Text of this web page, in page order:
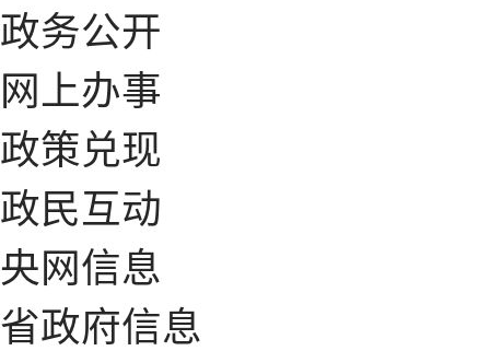
政务公开
网上办事
政策兑现
政民互动
央网信息
省政府信息